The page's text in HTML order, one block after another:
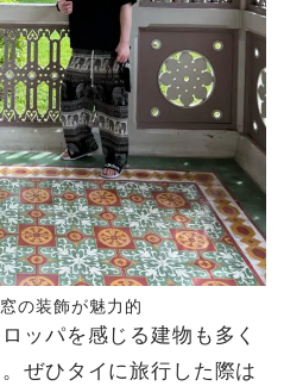
の装飾が魅力的
ッパを感じる建物も多く
ぜひタイに旅行した際は